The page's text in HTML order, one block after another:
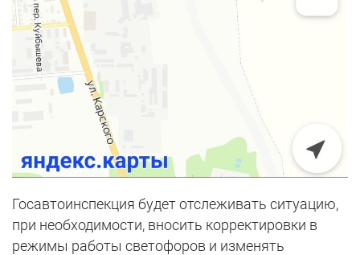
Госавтоинспекция будет отслеживать ситуацию,
при необходимости, вносить корректировки в
режимы работы светофоров и изменять